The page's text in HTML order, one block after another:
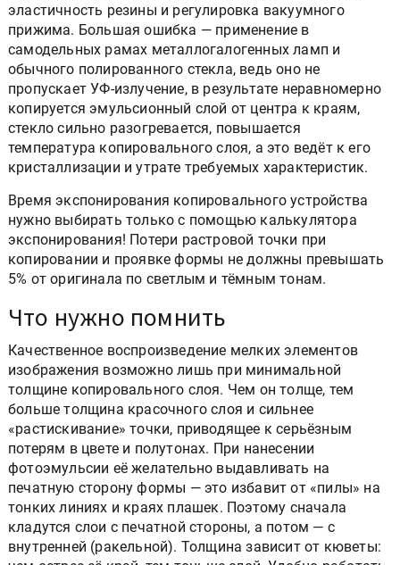
эластичность резины и регулировка вакуумного
прижима. Большая ошибка — применение в
самодельных рамах металлогалогенных ламп и
обычного полированного стекла, ведь оно не
пропускает УФ-излучение, в результате неравномерно
копируется эмульсионный слой от центра к краям,
стекло сильно разогревается, повышается
температура копировального слоя, а это ведёт к его
кристаллизации и утрате требуемых характеристик.
Время экспонирования копировального устройства
нужно выбирать только с помощью калькулятора
экспонирования! Потери растровой точки при
копировании и проявке формы не должны превышать
5% от оригинала по светлым и тёмным тонам.
Что нужно помнить
Качественное воспроизведение мелких элементов
изображения возможно лишь при минимальной
толщине копировального слоя. Чем он толще, тем
больше толщина красочного слоя и сильнее
«растискивание» точки, приводящее к серьёзным
потерям в цвете и полутонах. При нанесении
фотоэмульсии её желательно выдавливать на
печатную сторону формы — это избавит от «пилы» на
тонких линиях и краях плашек. Поэтому сначала
кладутся слои с печатной стороны, а потом — с
внутренней (ракельной). Толщина зависит от кюветы: